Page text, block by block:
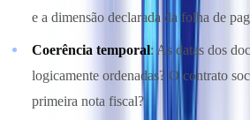
e a dimensão declarada da folha de
Coerência temporal: As datas dos
logicamente ordenadas? O contrato
primeira nota fiscal?